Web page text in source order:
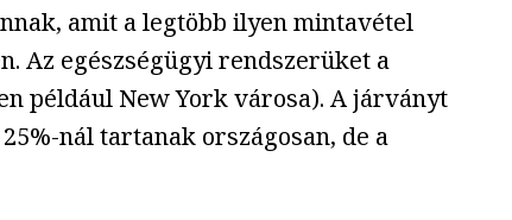
amit a legtöbb ilyen mintavétel
Az egészségügyi rendszerüket a
például New York városa). A járványt
nál tartanak országosan, de a